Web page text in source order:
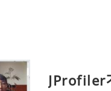
JProfiler